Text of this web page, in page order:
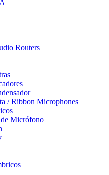
Routers
/ Ribbon Microphones
de Micrófono